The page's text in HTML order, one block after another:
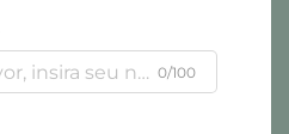
0/100